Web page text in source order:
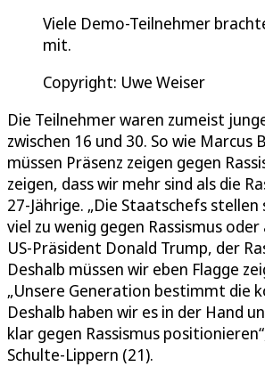
Viele Demo-Teilnehmer
mit.
Copyright: Uwe Weiser
Die Teilnehmer waren zumeist
zwischen 16 und 30. So wie Marcus
müssen Präsenz zeigen gegen
zeigen, dass wir mehr sind als die
27-Jährige. „Die Staatschefs stellen
viel zu wenig gegen Rassismus
US-Präsident Donald Trump, der
Deshalb müssen wir eben Flagge
„Unsere Generation bestimmt die
Deshalb haben wir es in der Hand
klar gegen Rassismus
Schulte-Lippern (21).